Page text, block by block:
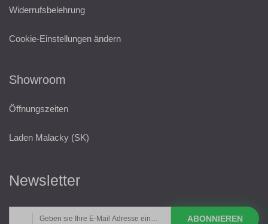
Widerrufsbelehrung
Cookie-Einstellungen ändern
Showroom
Öffnungszeiten
Laden Malacky (SK)
Newsletter
ABONNIEREN